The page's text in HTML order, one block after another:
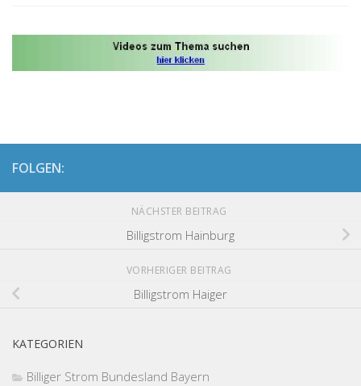
FOLGEN:
NÄCHSTER BEITRAG
Billigstrom Hainburg
VORHERIGER BEITRAG
Billigstrom Haiger
KATEGORIEN
Billiger Strom Bundesland Bayern